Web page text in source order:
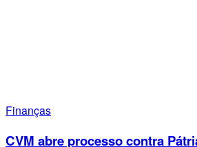
Finanças
CVM abre processo contra